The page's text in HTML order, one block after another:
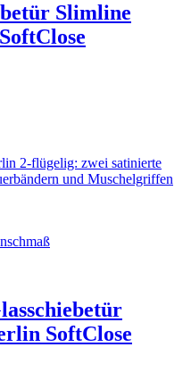
Slimline
SoftClose